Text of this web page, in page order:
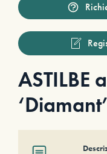
ASTILBE
‘Diamant’